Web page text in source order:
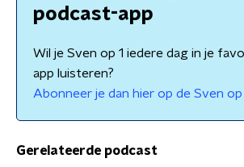
podcast-app
Wil je Sven op 1 iedere dag in je
app luisteren?
Abonneer je dan hier op de Sven op
Gerelateerde podcast